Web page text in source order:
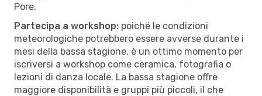
Pore.
Partecipa a workshop: poiché le condizioni
meteorologiche potrebbero essere avverse durante i
mesi della bassa stagione, è un ottimo momento per
iscriversi a workshop come ceramica, fotografia o
lezioni di danza locale. La bassa stagione offre
maggiore disponibilità e gruppi più piccoli, il che